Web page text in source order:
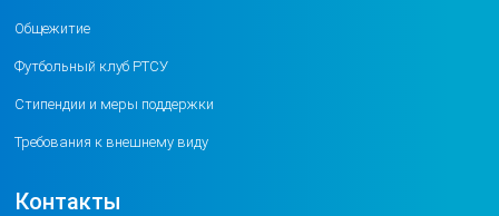
Общежитие
Футбольный клуб РТСУ
Стипендии и меры поддержки
Требования к внешнему виду
Контакты